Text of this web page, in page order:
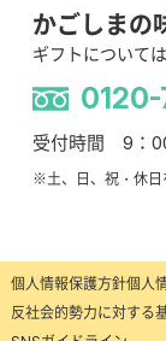
かごしまの
ギフトについて
受付時間 9：
※土、日、祝・休日
個人情報保護方針個人
反社会的勢力に対する